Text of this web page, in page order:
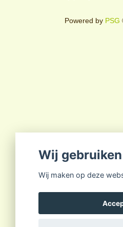
Powered by PSG
Wij
Wij maken op deze